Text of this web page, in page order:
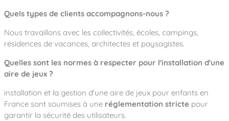
Quels types de clients accompagnons-nous ?
Nous travaillons avec les collectivités, écoles, campings,
résidences de vacances, architectes et paysagistes.
Quelles sont les normes à respecter pour l'installation d'une
aire de jeux ?
installation et la gestion d'une aire de jeux pour enfants en
France sont soumises à une réglementation stricte pour
garantir la sécurité des utilisateurs.